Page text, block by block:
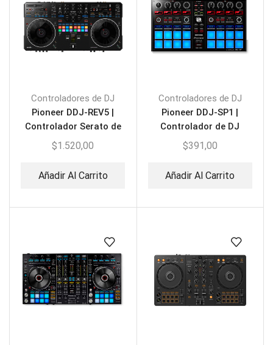
Controladores de DJ
Pioneer DDJ-REV5 |
Controlador Serato de
DJ 2 Canales
$1.520,00
Añadir Al Carrito
Controladores de DJ
Pioneer DDJ-SP1 |
Controlador de DJ
$391,00
Añadir Al Carrito